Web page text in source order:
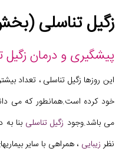
زگیل تناسلی
پیشگیری و درمان زگیل
این روزها زگیل تناسلی ، تعداد
می باشد.وجود زگیل تناسلی بنا
نظر زیبایی ، همراهی با سایر